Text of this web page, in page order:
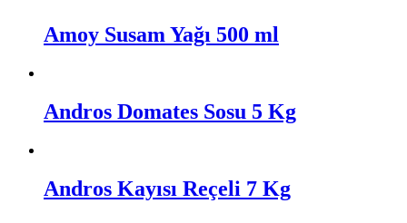
Amoy Susam Yağı 500 ml
Andros Domates Sosu 5 Kg
Andros Kayısı Reçeli 7 Kg